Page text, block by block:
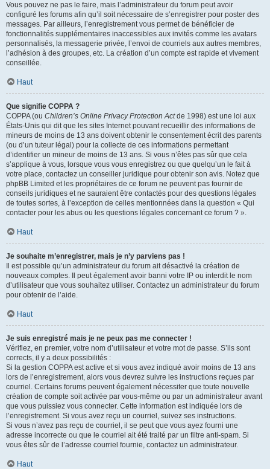
Vous pouvez ne pas le faire, mais l’administrateur du forum peut avoir
configuré les forums afin qu’il soit nécessaire de s’enregistrer pour poster des
messages. Par ailleurs, l’enregistrement vous permet de bénéficier de
fonctionnalités supplémentaires inaccessibles aux invités comme les avatars
personnalisés, la messagerie privée, l’envoi de courriels aux autres membres,
l’adhésion à des groupes, etc. La création d’un compte est rapide et vivement
conseillée.
Haut
Que signifie COPPA ?
COPPA (ou Children’s Online Privacy Protection Actde 1998) est une loi aux
États-Unis qui dit que les sites Internet pouvant recueillir des informations de
mineurs de moins de 13 ans doivent obtenir le consentement écrit des parents
(ou d’un tuteur légal) pour la collecte de ces informations permettant
d’identifier un mineur de moins de 13 ans. Si vous n’êtes pas sûr que cela
s’applique à vous, lorsque vous vous enregistrez ou que quelqu’un le fait à
votre place, contactez un conseiller juridique pour obtenir son avis. Notez que
phpBB Limited et les propriétaires de ce forum ne peuvent pas fournir de
conseils juridiques et ne sauraient être contactés pour des questions légales
de toutes sortes, à l’exception de celles mentionnées dans la question « Qui
contacter pour les abus ou les questions légales concernant ce forum ? ».
Haut
Je souhaite m’enregistrer, mais je n’y parviens pas !
Il est possible qu’un administrateur du forum ait désactivé la création de
nouveaux comptes. Il peut également avoir banni votre IP ou interdit le nom
d’utilisateur que vous souhaitez utiliser. Contactez un administrateur du forum
pour obtenir de l’aide.
Haut
Je suis enregistré mais je ne peux pas me connecter !
Vérifiez, en premier, votre nom d’utilisateur et votre mot de passe. S’ils sont
corrects, il y a deux possibilités :
Si la gestion COPPA est active et si vous avez indiqué avoir moins de 13 ans
lors de l’enregistrement, alors vous devrez suivre les instructions reçues par
courriel. Certains forums peuvent également nécessiter que toute nouvelle
création de compte soit activée par vous-même ou par un administrateur avant
que vous puissiez vous connecter. Cette information est indiquée lors de
l’enregistrement. Si vous avez reçu un courriel, suivez ses instructions.
Si vous n’avez pas reçu de courriel, il se peut que vous ayez fourni une
adresse incorrecte ou que le courriel ait été traité par un filtre anti-spam. Si
vous êtes sûr de l’adresse courriel fournie, contactez un administrateur.
Haut